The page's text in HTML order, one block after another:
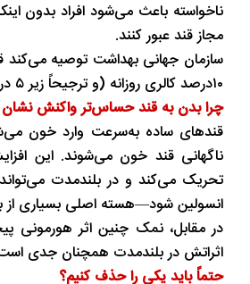
ناخواسته باعث می‌شود افراد بدون
مجاز قند عبور کنند.
سازمان جهانی بهداشت توصیه می‌کند
۱۰درصد کالری روزانه (و ترجیحاً زیر ۵ درصد) باشد.
چرا بدن به قند حساس‌تر واکنش
قندهای ساده به‌سرعت وارد خون
ناگهانی قند خون می‌شوند. این
تحریک می‌کند و در بلندمدت
انسولین شود—هسته اصلی بسیاری از
در مقابل، نمک چنین اثر هورمونی
اثراتش در بلندمدت همچنان جدی
حتماً باید یکی را حذف کنیم؟